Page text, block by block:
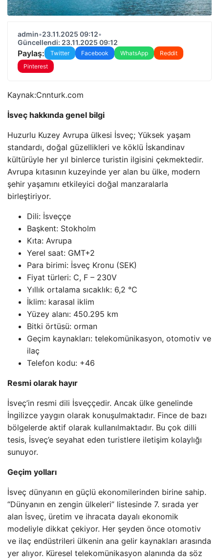
admin•23.11.2025 09:12•
Güncellendi: 23.11.2025 09:12
Paylaş: Twitter Facebook WhatsApp
Reddit
Pinterest
Kaynak:Cnnturk.com
İsveç hakkında genel bilgi
Huzurlu Kuzey Avrupa ülkesi İsveç; Yüksek yaşam
standardı, doğal güzellikleri ve köklü İskandinav
kültürüyle her yıl binlerce turistin ilgisini çekmektedir.
Avrupa kıtasının kuzeyinde yer alan bu ülke, modern
şehir yaşamını etkileyici doğal manzaralarla
birleştiriyor.
Dili: İsveççe
Başkent: Stokholm
Kıta: Avrupa
Yerel saat: GMT+2
Para birimi: İsveç Kronu (SEK)
Fiyat türleri: C, F – 230V
Yıllık ortalama sıcaklık: 6,2 °C
İklim: karasal iklim
Yüzey alanı: 450.295 km
Bitki örtüsü: orman
Geçim kaynakları: telekomünikasyon, otomotiv ve
ilaç
Telefon kodu: +46
Resmi olarak hayır
İsveç’in resmi dili İsveççedir. Ancak ülke genelinde
İngilizce yaygın olarak konuşulmaktadır. Fince de bazı
bölgelerde aktif olarak kullanılmaktadır. Bu çok dilli
tesis, İsveç’e seyahat eden turistlere iletişim kolaylığı
sunuyor.
Geçim yolları
İsveç dünyanın en güçlü ekonomilerinden birine sahip.
“Dünyanın en zengin ülkeleri” listesinde 7. sırada yer
alan İsveç, üretim ve ihracata dayalı ekonomik
modeliyle dikkat çekiyor. Her şeyden önce otomotiv
ve ilaç endüstrileri ülkenin ana gelir kaynakları arasında
yer alıyor. Küresel telekomünikasyon alanında da söz